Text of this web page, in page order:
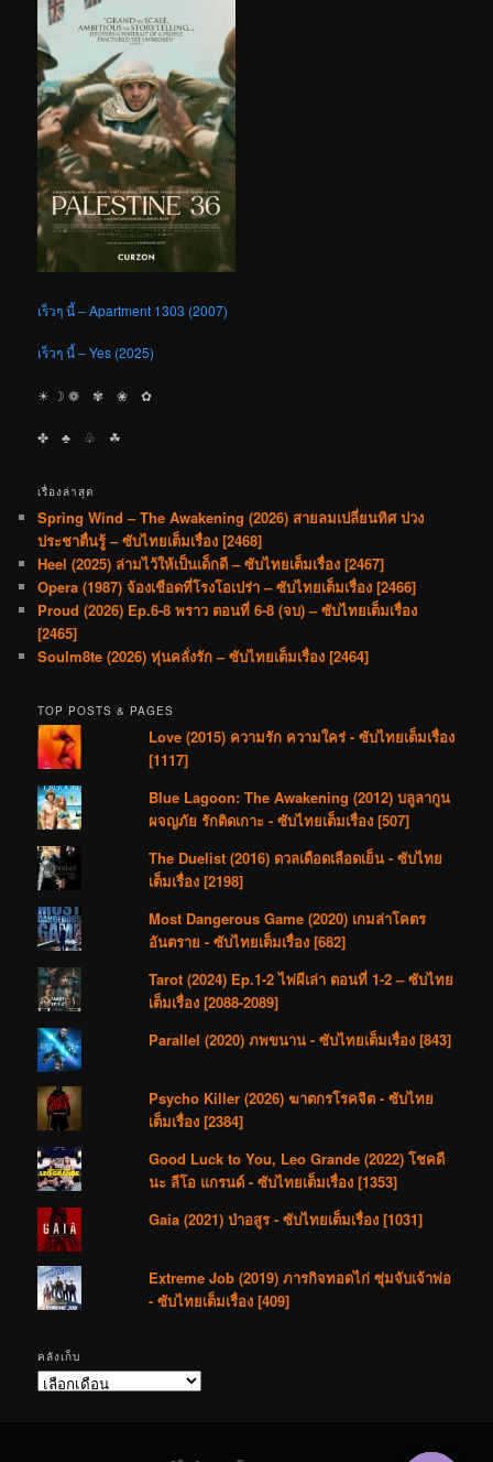
เร็วๆ นี้ – Apartment 1303 (2007)
เร็วๆ นี้ – Yes (2025)
☀︎ ☽ ❁ ✾ ❀ ✿
✤ ♣︎ ♧ ☘︎
เรื่องล่าสุด
Spring Wind – The Awakening (2026) สายลมเปลี่ยนทิศ ปวง
ประชาตื่นรู้ – ซับไทยเต็มเรื่อง [2468]
Heel (2025) ล่ามไว้ให้เป็นเด็กดี – ซับไทยเต็มเรื่อง [2467]
Opera (1987) จ้องเชือดที่โรงโอเปร่า – ซับไทยเต็มเรื่อง [2466]
Proud (2026) Ep.6-8 พราว ตอนที่ 6-8 (จบ) – ซับไทยเต็มเรื่อง
[2465]
Soulm8te (2026) หุ่นคลั่งรัก – ซับไทยเต็มเรื่อง [2464]
TOP POSTS & PAGES
Love (2015) ความรัก ความใคร่ - ซับไทยเต็มเรื่อง
[1117]
Blue Lagoon: The Awakening (2012) บลูลากูน
ผจญภัย รักติดเกาะ - ซับไทยเต็มเรื่อง [507]
The Duelist (2016) ดวลเดือดเลือดเย็น - ซับไทย
เต็มเรื่อง [2198]
Most Dangerous Game (2020) เกมล่าโคตร
อันตราย - ซับไทยเต็มเรื่อง [682]
Tarot (2024) Ep.1-2 ไพ่ผีเล่า ตอนที่ 1-2 – ซับไทย
เต็มเรื่อง [2088-2089]
Parallel (2020) ภพขนาน - ซับไทยเต็มเรื่อง [843]
Psycho Killer (2026) ฆาตกรโรคจิต - ซับไทย
เต็มเรื่อง [2384]
Good Luck to You, Leo Grande (2022) โชคดี
นะ ลีโอ แกรนด์ - ซับไทยเต็มเรื่อง [1353]
Gaia (2021) ป่าอสูร - ซับไทยเต็มเรื่อง [1031]
Extreme Job (2019) ภารกิจทอดไก่ ซุ่มจับเจ้าพ่อ
- ซับไทยเต็มเรื่อง [409]
คลังเก็บ
คลัง